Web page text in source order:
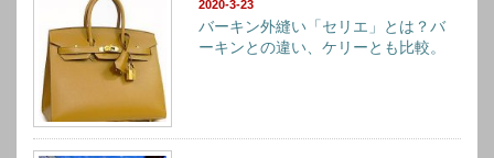
2020-3-23
バーキン外縫い「セリエ」とは？バ
ーキンとの違い、ケリーとも比較。